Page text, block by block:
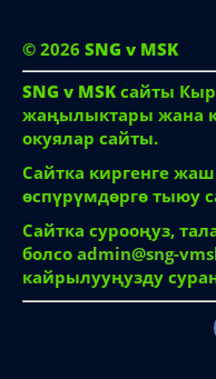
© 2026 SNG v MSK
SNG v MSK сайты
жаңылыктары жана
окуялар сайты.
Сайтка киргенге
өспүрүмдөргө тыюу
Сайтка сурооңуз,
болсо admin@sng-
кайрылууңузду